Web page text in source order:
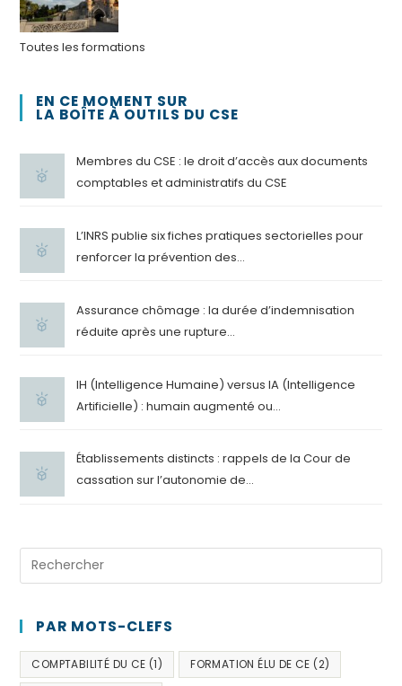
Toutes les formations
EN CE MOMENT SUR
LA BOÎTE À OUTILS DU CSE
Membres du CSE : le droit d’accès aux documents
comptables et administratifs du CSE
L’INRS publie six fiches pratiques sectorielles pour
renforcer la prévention des...
Assurance chômage : la durée d’indemnisation
réduite après une rupture...
IH (Intelligence Humaine) versus IA (Intelligence
Artificielle) : humain augmenté ou...
Établissements distincts : rappels de la Cour de
cassation sur l’autonomie de...
PAR MOTS-CLEFS
COMPTABILITÉ DU CE (1) FORMATION ÉLU DE CE (2)